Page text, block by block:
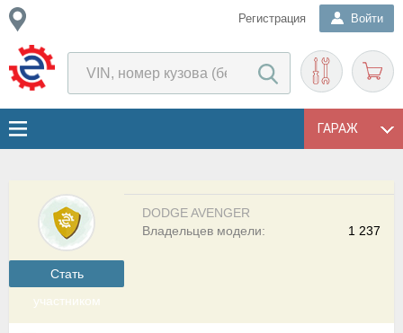
Регистрация Войти
ГАРАЖ
Cтать
участником
DODGE AVENGER
1 237
Владельцев модели: